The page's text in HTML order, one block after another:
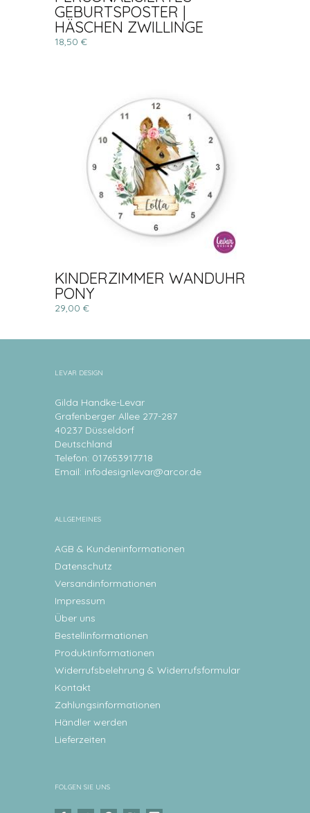
GEBURTSPOSTER |
HÄSCHEN ZWILLINGE
18,50 €
KINDERZIMMER WANDUHR
PONY
29,00 €
LEVAR DESIGN
Gilda Handke-Levar
Grafenberger Allee 277-287
40237 Düsseldorf
Deutschland
Telefon: 017653917718
Email: infodesignlevar@arcor.de
ALLGEMEINES
AGB & Kundeninformationen
Datenschutz
Versandinformationen
Impressum
Über uns
Bestellinformationen
Produktinformationen
Widerrufsbelehrung & Widerrufsformular
Kontakt
Zahlungsinformationen
Händler werden
Lieferzeiten
FOLGEN SIE UNS